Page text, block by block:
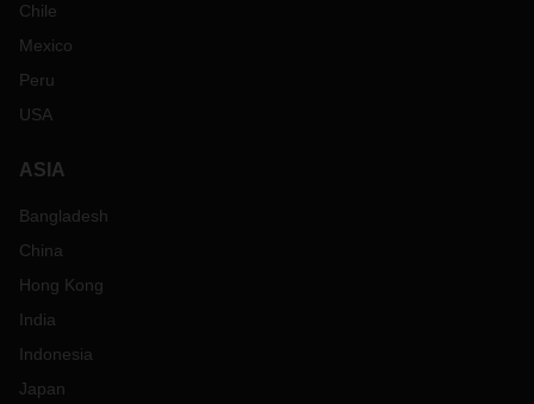
Chile
Mexico
Peru
USA
ASIA
Bangladesh
China
Hong Kong
India
Indonesia
Japan